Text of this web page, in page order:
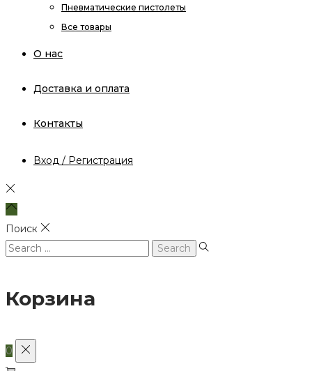
Пневматические пистолеты
Все товары
О нас
Доставка и оплата
Контакты
Вход / Регистрация
Поиск
Search
Корзина
0